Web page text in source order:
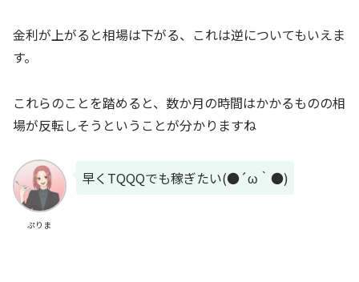
金利が上がると相場は下がる、これは逆についてもいえま
す。
これらのことを踏めると、数か月の時間はかかるものの相
場が反転しそうということが分かりますね
ぷりま
早くTQQQでも稼ぎたい(●´ω｀●)